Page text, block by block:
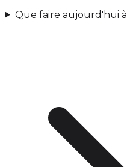
Que faire aujourd'hui